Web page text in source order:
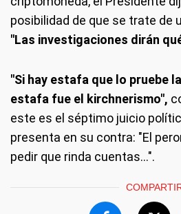
posibilidad de que se trate de
"Las investigaciones dirán
"Si hay estafa que lo pruebe
estafa fue el kirchnerismo",
este es el séptimo juicio
presenta en su contra: "El
pedir que rinda cuentas…".